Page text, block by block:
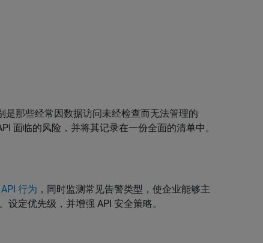
是那些经常因数据访问未经检查而无法管理的
面临的风险，并将其记录在一份全面的清单中。
行为 ，同时监测常见告警类型，使企业能够主
定优先级，并增强 API 安全策略。